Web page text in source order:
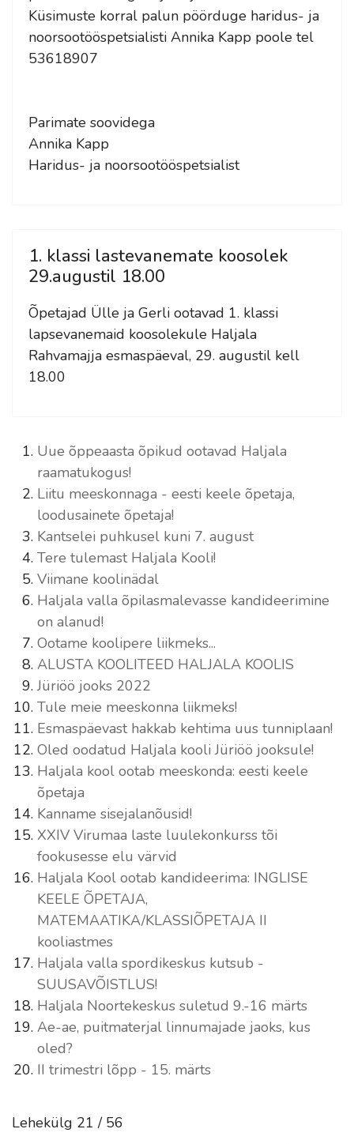
Küsimuste korral palun pöörduge haridus- ja
noorsootööspetsialisti Annika Kapp poole tel
53618907
Parimate soovidega
Annika Kapp
Haridus- ja noorsootööspetsialist
1. klassi lastevanemate koosolek
29.augustil 18.00
Õpetajad Ülle ja Gerli ootavad 1. klassi
lapsevanemaid koosolekule Haljala
Rahvamajja esmaspäeval, 29. augustil kell
18.00
Uue õppeaasta õpikud ootavad Haljala
raamatukogus!
Liitu meeskonnaga - eesti keele õpetaja,
loodusainete õpetaja!
Kantselei puhkusel kuni 7. august
Tere tulemast Haljala Kooli!
Viimane koolinädal
Haljala valla õpilasmalevasse kandideerimine
on alanud!
Ootame koolipere liikmeks...
ALUSTA KOOLITEED HALJALA KOOLIS
Jüriöö jooks 2022
Tule meie meeskonna liikmeks!
Esmaspäevast hakkab kehtima uus tunniplaan!
Oled oodatud Haljala kooli Jüriöö jooksule!
Haljala kool ootab meeskonda: eesti keele
õpetaja
Kanname sisejalanõusid!
XXIV Virumaa laste luulekonkurss tõi
fookusesse elu värvid
Haljala Kool ootab kandideerima: INGLISE
KEELE ÕPETAJA,
MATEMAATIKA/KLASSIÕPETAJA II
kooliastmes
Haljala valla spordikeskus kutsub -
SUUSAVÕISTLUS!
Haljala Noortekeskus suletud 9.-16 märts
Ae-ae, puitmaterjal linnumajade jaoks, kus
oled?
II trimestri lõpp - 15. märts
Lehekülg 21 / 56